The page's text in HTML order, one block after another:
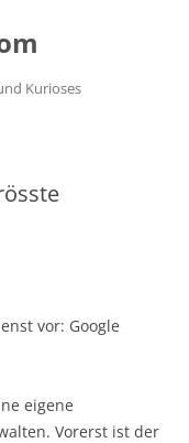
Kurioses
vor: Google
eigene
Vorerst ist der